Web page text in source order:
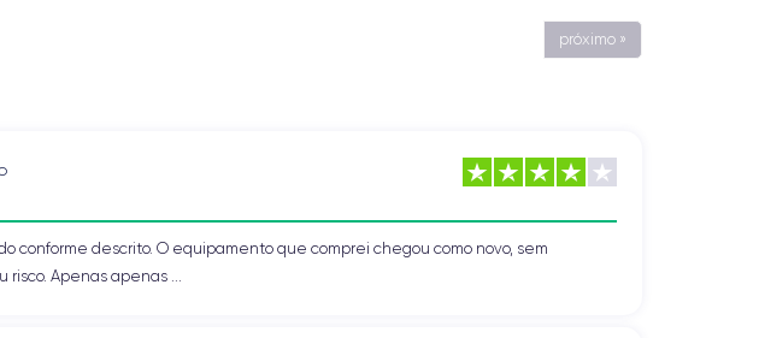
próximo »
conforme descrito. O equipamento que comprei chegou como novo, sem
risco. Apenas apenas ...